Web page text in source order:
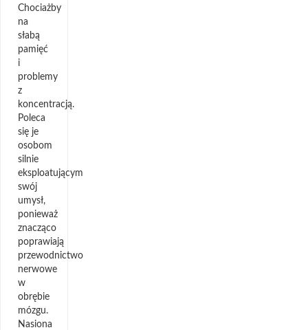
Chociażby
na
słabą
pamięć
i
problemy
z
koncentracją.
Poleca
się je
osobom
silnie
eksploatującym
swój
umysł,
ponieważ
znacząco
poprawiają
przewodnictwo
nerwowe
w
obrębie
mózgu.
Nasiona